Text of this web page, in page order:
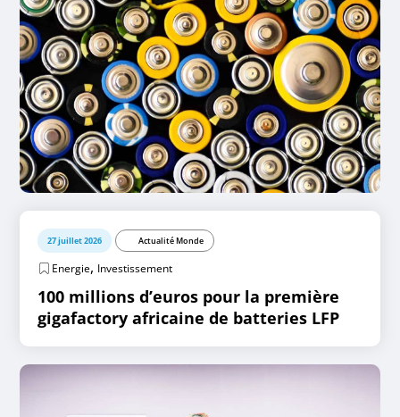
27 juillet 2026 Actualité Monde
Energie, Investissement
100 millions d’euros pour la première
gigafactory africaine de batteries LFP